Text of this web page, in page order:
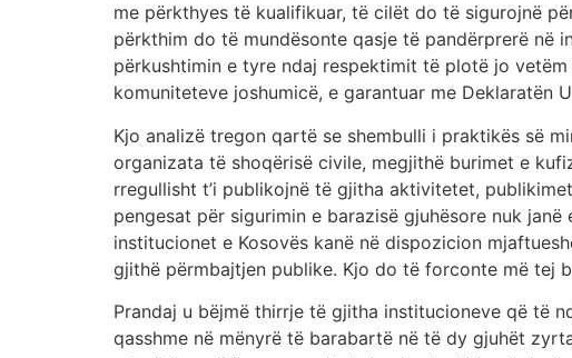
me përkthyes të kualifikuar, të cilët do të sigurojnë
përkthim do të mundësonte qasje të pandërprerë në
përkushtimin e tyre ndaj respektimit të plotë jo
komuniteteve joshumicë, e garantuar me Deklaratën
Kjo analizë tregon qartë se shembulli i praktikës së
organizata të shoqërisë civile, megjithë burimet e
rregullisht t’i publikojnë të gjitha aktivitetet,
pengesat për sigurimin e barazisë gjuhësore nuk
institucionet e Kosovës kanë në dispozicion
gjithë përmbajtjen publike. Kjo do të forconte më tej
Prandaj u bëjmë thirrje të gjitha institucioneve që të
qasshme në mënyrë të barabartë në të dy gjuhët